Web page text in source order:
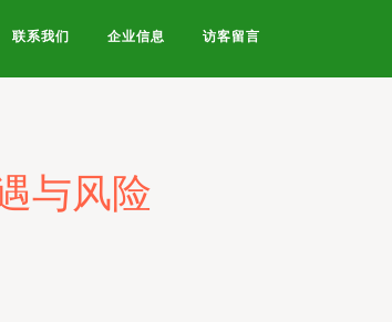
联系我们 企业信息 访客留言
与风险